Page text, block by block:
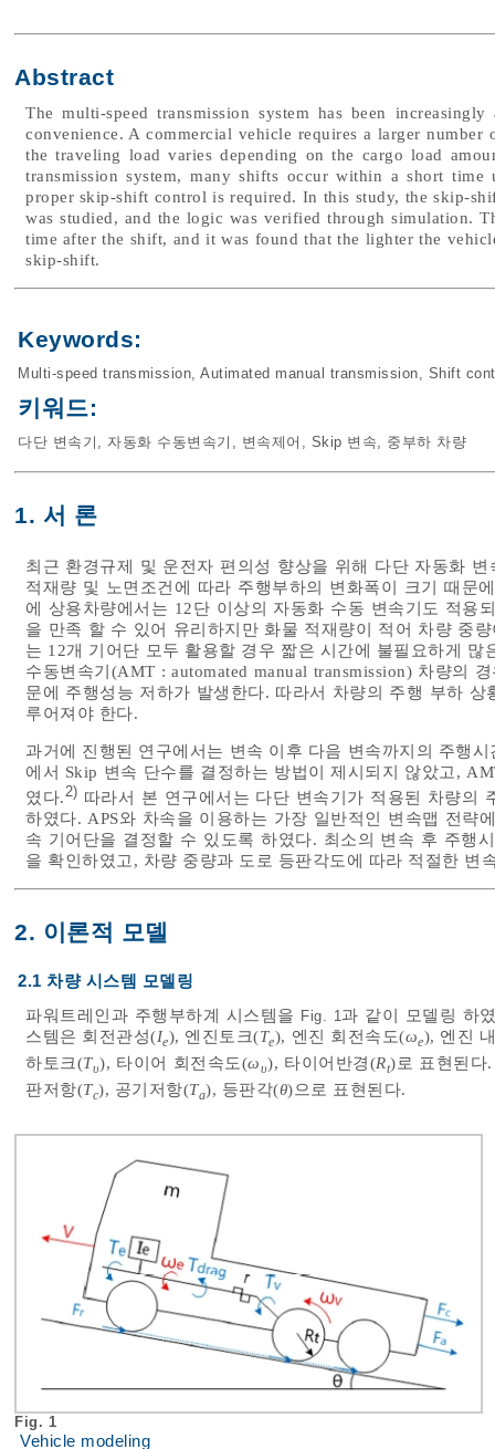
Abstract
The multi-speed transmission system has been
convenience. A commercial vehicle requires a larger number
the traveling load varies depending on the cargo load
transmission system, many shifts occur within a short
proper skip-shift control is required. In this study, the skip-
was studied, and the logic was verified through simulation.
time after the shift, and it was found that the lighter the
skip-shift.
Keywords:
Multi-speed transmission, Autimated manual transmission, Shift
키워드:
다단 변속기 , 자동화 수동변속기 , 변속제어 , Skip 변속, 중부하 차량
1. 서 론
최근 환경규제 및 운전자 편의성 향상을 위해 다단 자동화
적재량 및 노면조건에 따라 주행부하의 변화폭이 크기 때문
에 상용차량에서는 12단 이상의 자동화 수동 변속기도 적용
을 만족 할 수 있어 유리하지만 화물 적재량이 적어 차량 중
는 12개 기어단 모두 활용할 경우 짧은 시간에 불필요하게
수동변속기(AMT : automated manual transmission) 차량의
문에 주행성능 저하가 발생한다. 따라서 차량의 주행 부하
루어져야 한다.
과거에 진행된 연구에서는 변속 이후 다음 변속까지의 주행
에서 Skip 변속 단수를 결정하는 방법이 제시되지 않았고,
였다. 2) 따라서 본 연구에서는 다단 변속기가 적용된 차량의
하였다. APS와 차속을 이용하는 가장 일반적인 변속맵 전략
속 기어단을 결정할 수 있도록 하였다. 최소의 변속 후 주행
을 확인하였고, 차량 중량과 도로 등판각도에 따라 적절한 변
2. 이론적 모델
2.1 차량 시스템 모델링
파워트레인과 주행부하계 시스템을 Fig. 1과 같이 모델링 하
스템은 회전관성(Ie), 엔진토크(Te), 엔진 회전속도(ωe), 엔진
하토크(Tυ), 타이어 회전속도(ωυ), 타이어반경(Rt)로 표현된다
판저항(Tc), 공기저항(Ta), 등판각(θ)으로 표현된다.
Fig. 1
Vehicle modeling